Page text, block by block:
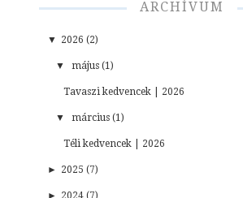
ARCHÍVUM
▼ 2026 (2)
▼ május (1)
Tavaszi kedvencek | 2026
▼ március (1)
Téli kedvencek | 2026
► 2025 (7)
► 2024 (7)